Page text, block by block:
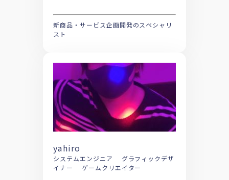
新商品・サービス企画開発のスペシャリ
スト
yahiro
システムエンジニア グラフィックデザ
イナー ゲームクリエイター